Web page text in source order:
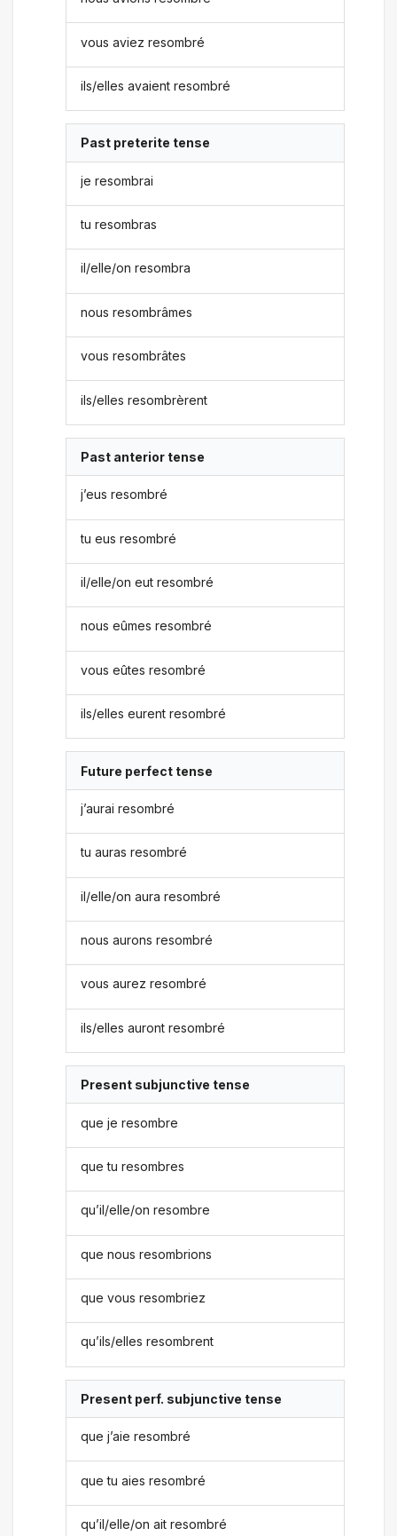
vous aviez resombré
ils/elles avaient resombré
Past preterite tense
je resombrai
tu resombras
il/elle/on resombra
nous resombrâmes
vous resombrâtes
ils/elles resombrèrent
Past anterior tense
j’eus resombré
tu eus resombré
il/elle/on eut resombré
nous eûmes resombré
vous eûtes resombré
ils/elles eurent resombré
Future perfect tense
j’aurai resombré
tu auras resombré
il/elle/on aura resombré
nous aurons resombré
vous aurez resombré
ils/elles auront resombré
Present subjunctive tense
que je resombre
que tu resombres
qu’il/elle/on resombre
que nous resombrions
que vous resombriez
qu’ils/elles resombrent
Present perf. subjunctive tense
que j’aie resombré
que tu aies resombré
qu’il/elle/on ait resombré